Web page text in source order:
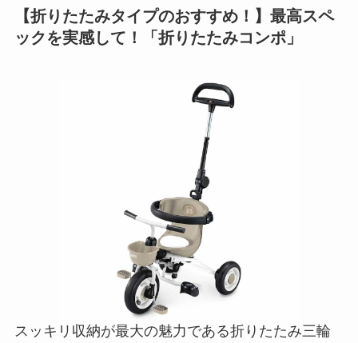
【折りたたみタイプのおすすめ！】最高スペ
ックを実感して！「折りたたみコンポ」
スッキリ収納が最大の魅力である折りたたみ三輪